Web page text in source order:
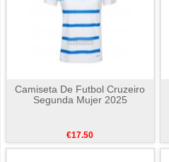
Camiseta De Futbol Cruzeiro
Segunda Mujer 2025
€17.50